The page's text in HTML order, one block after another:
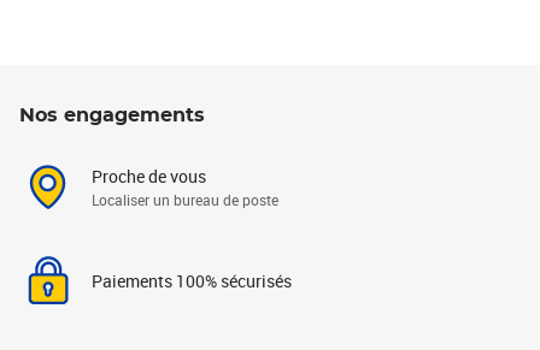
Nos engagements
Proche de vous
Localiser un bureau de poste
Paiements 100% sécurisés